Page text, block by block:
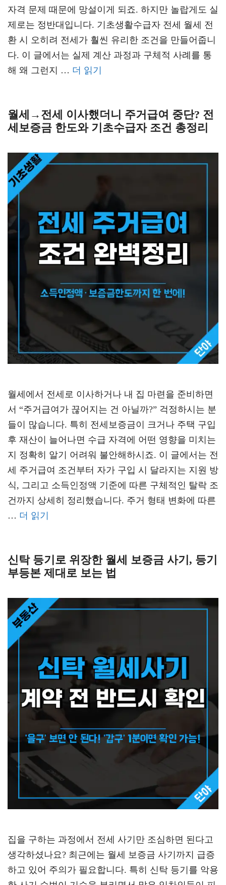
자격 문제 때문에 망설이게 되죠. 하지만 놀랍게도 실
제로는 정반대입니다. 기초생활수급자 전세 월세 전
환 시 오히려 전세가 훨씬 유리한 조건을 만들어줍니
다. 이 글에서는 실제 계산 과정과 구체적 사례를 통
해 왜 그런지 … 더 읽기
월세→전세 이사했더니 주거급여 중단? 전
세보증금 한도와 기초수급자 조건 총정리
월세에서 전세로 이사하거나 내 집 마련을 준비하면
서 “주거급여가 끊어지는 건 아닐까?” 걱정하시는 분
들이 많습니다. 특히 전세보증금이 크거나 주택 구입
후 재산이 늘어나면 수급 자격에 어떤 영향을 미치는
지 정확히 알기 어려워 불안해하시죠. 이 글에서는 전
세 주거급여 조건부터 자가 구입 시 달라지는 지원 방
식, 그리고 소득인정액 기준에 따른 구체적인 탈락 조
건까지 상세히 정리했습니다. 주거 형태 변화에 따른
… 더 읽기
신탁 등기로 위장한 월세 보증금 사기, 등기
부등본 제대로 보는 법
집을 구하는 과정에서 전세 사기만 조심하면 된다고
생각하셨나요? 최근에는 월세 보증금 사기까지 급증
하고 있어 주의가 필요합니다. 특히 신탁 등기를 악용